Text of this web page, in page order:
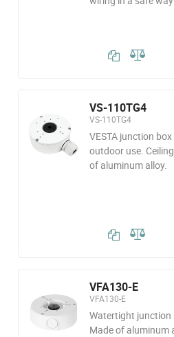
VS-110TG4
VS-110TG4
VESTA junction
outdoor use.
of aluminum alloy.
VFA130-E
VFA130-E
Watertight junction
Made of aluminum